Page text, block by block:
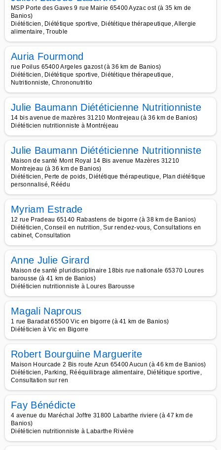
MSP Porte des Gaves 9 rue Mairie 65400 Ayzac ost (à 35 km de
Banios)
Diététicien, Diététique sportive, Diététique thérapeutique, Allergie
alimentaire, Trouble
Auria Fourmond
rue Poilus 65400 Argeles gazost (à 36 km de Banios)
Diététicien, Diététique sportive, Diététique thérapeutique,
Nutritionniste, Chrononutritio
Julie Baumann Diététicienne Nutritionniste
14 bis avenue de mazères 31210 Montrejeau (à 36 km de Banios)
Diététicien nutritionniste à Montréjeau
Julie Baumann Diététicienne Nutritionniste
Maison de santé Mont Royal 14 Bis avenue Mazères 31210
Montrejeau (à 36 km de Banios)
Diététicien, Perte de poids, Diététique thérapeutique, Plan diététique
personnalisé, Réédu
Myriam Estrade
12 rue Pradeau 65140 Rabastens de bigorre (à 38 km de Banios)
Diététicien, Conseil en nutrition, Sur rendez-vous, Consultations en
cabinet, Consultation
Anne Julie Girard
Maison de santé pluridisciplinaire 18bis rue nationale 65370 Loures
barousse (à 41 km de Banios)
Diététicien nutritionniste à Loures Barousse
Magali Naprous
1 rue Baradat 65500 Vic en bigorre (à 41 km de Banios)
Diététicien à Vic en Bigorre
Robert Bourguine Marguerite
Maison Hourcade 2 Bis route Azun 65400 Aucun (à 46 km de Banios)
Diététicien, Parking, Rééquilibrage alimentaire, Diététique sportive,
Consultation sur ren
Fay Bénédicte
4 avenue du Maréchal Joffre 31800 Labarthe riviere (à 47 km de
Banios)
Diététicien nutritionniste à Labarthe Rivière